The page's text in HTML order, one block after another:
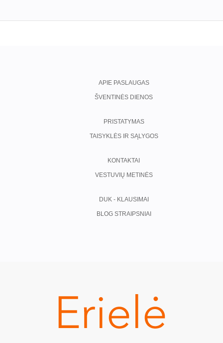
APIE PASLAUGAS
ŠVENTINĖS DIENOS
PRISTATYMAS
TAISYKLĖS IR SĄLYGOS
KONTAKTAI
VESTUVIŲ METINĖS
DUK - KLAUSIMAI
BLOG STRAIPSNIAI